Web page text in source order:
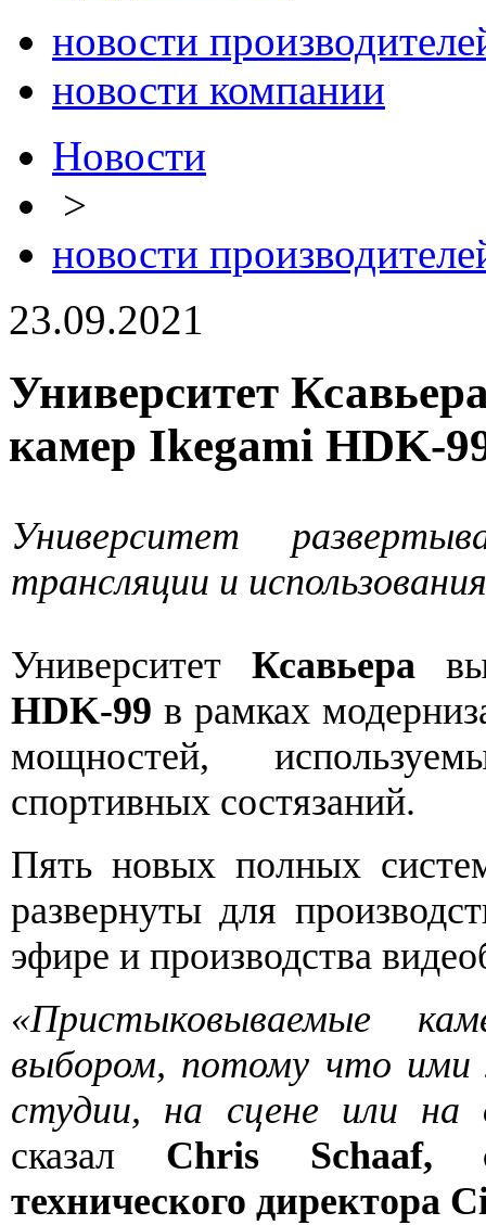
новости
новости компании
Новости
>
новости
23.09.2021
Университет
камер Ikegami HDK-
Университет
трансляции и
Университет Ксавьера
HDK-99 в рамках
мощностей,
спортивных состязаний.
Пять новых полных
развернуты для
эфире и производства
«Пристыковываемые
выбором, потому что ими
студии, на сцене или на
сказал Chris Schaaf,
технического директора